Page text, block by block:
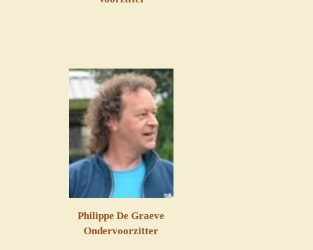
Philippe De Graeve
Ondervoorzitter